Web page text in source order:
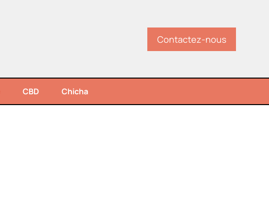
Contactez-nous
CBD Chicha